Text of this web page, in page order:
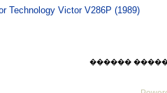
Technology Victor V286P (1989)
������ ������